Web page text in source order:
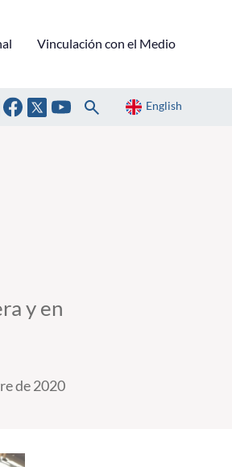
Vinculación con el Medio
English
y en
de 2020